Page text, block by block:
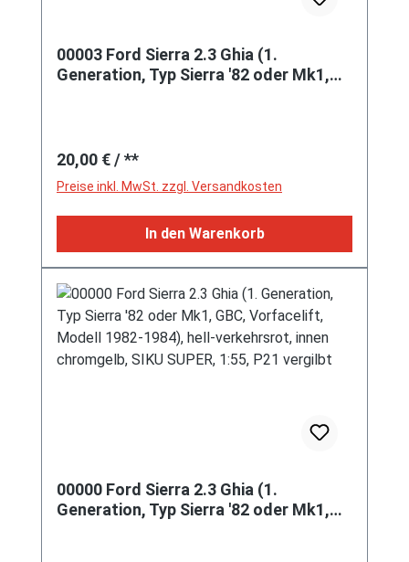
00003 Ford Sierra 2.3 Ghia (1.
Generation, Typ Sierra '82 oder Mk1,
Regulärer Preis:
20,00 €/ **
Preise inkl. MwSt. zzgl. Versandkosten
In den Warenkorb
00000 Ford Sierra 2.3 Ghia (1.
Generation, Typ Sierra '82 oder Mk1,